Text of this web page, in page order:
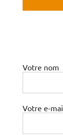
Votre nom
Votre e-